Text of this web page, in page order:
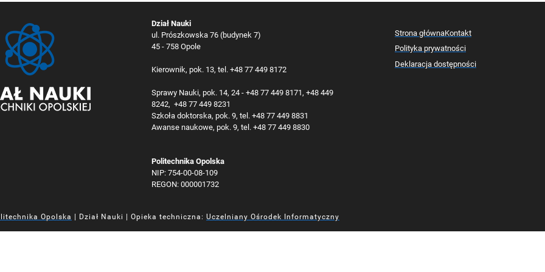
Dział Nauki
ul. Prószkowska 76 (budynek 7)
45 - 758 Opole
Kierownik, pok. 13, tel. +48 77 449 8172
Sprawy Nauki, pok. 14, 24 - +48 77 449 8171, +48 449
8242, +48 77 449 8231
Szkoła doktorska, pok. 9, tel. +48 77 449 8831
Awanse naukowe, pok. 9, tel. +48 77 449 8830
Politechnika Opolska
NIP: 754-00-08-109
REGON: 000001732
Strona głównaKontakt
Polityka prywatności
Deklaracja dostępności
Opolska | Dział Nauki | Opieka techniczna: Uczelniany Ośrodek Informatyczny